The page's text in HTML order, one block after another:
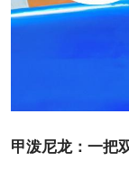
甲泼尼龙：一把